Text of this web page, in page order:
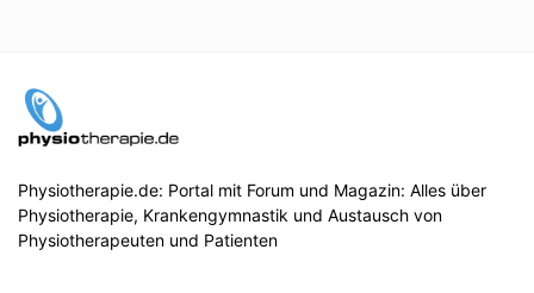
Physiotherapie.de: Portal mit Forum und Magazin: Alles über
Physiotherapie, Krankengymnastik und Austausch von
Physiotherapeuten und Patienten